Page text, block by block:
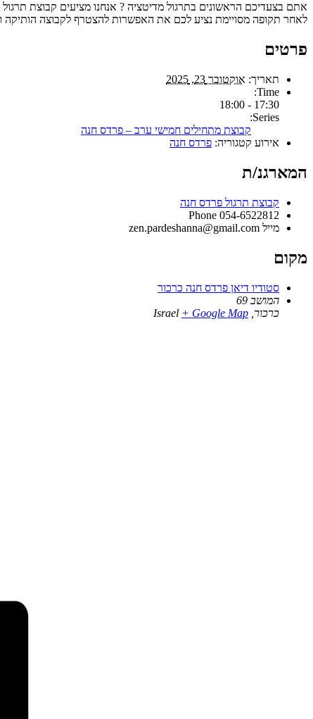
אתם בצעדיכם הראשונים בתרגול מדיטציה ? אנחנו מציעים קבוצת
לאחר תקופה מסויימת נציע לכם את האפשרות להצטרף לקבוצה הותיקה
פרטים
תאריך: אוקטובר 23, 2025
Time:
17:30 - 18:00
Series:
קבוצת מתחילים חמישי ערב – פרדס חנה
אירוע קטגוריה: פרדס חנה
המארגנ/ת
קבוצת תרגול פרדס חנה
Phone 054-6522812
מייל zen.pardeshanna@gmail.com
מקום
סטודיו דיאן פרדס חנה כרכור
המושב 69
כרכור
Israel + Google Map